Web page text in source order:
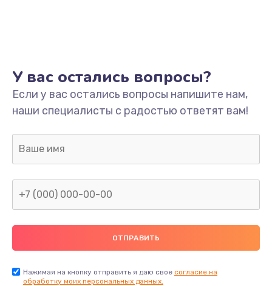
У вас остались вопросы?
Если у вас остались вопросы напишите нам,
наши специалисты с радостью ответят вам!
Нажимая на кнопку отправить я даю свое согласие на
обработку моих персональных данных.